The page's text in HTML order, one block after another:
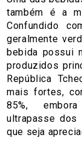
também é a
Confundido
geralmente
bebida possui
produzidos
República
mais fortes,
85%,
ultrapasse dos
que seja